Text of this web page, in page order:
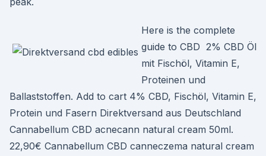
Here is the complete
guide to CBD 2% CBD Öl
mit Fischöl, Vitamin E,
Proteinen und
Ballaststoffen. Add to cart 4% CBD, Fischöl, Vitamin E,
Protein und Fasern Direktversand aus Deutschland
Cannabellum CBD acnecann natural cream 50ml.
22,90€ Cannabellum CBD canneczema natural cream